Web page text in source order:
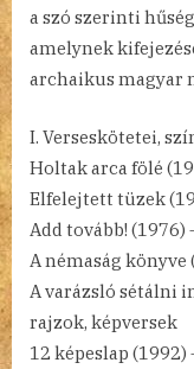
a szó szerinti
amelynek
archaikus magyar
I. Verseskötetei,
Holtak arca fölé
Elfelejtett tüzek
Add tovább!
A némaság könyve
A varázsló sétálni
rajzok, képversek
12 képeslap (1992)